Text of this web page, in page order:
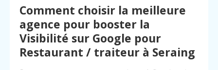
Comment choisir la meilleure
agence pour booster la
Visibilité sur Google pour
Restaurant / traiteur à Seraing